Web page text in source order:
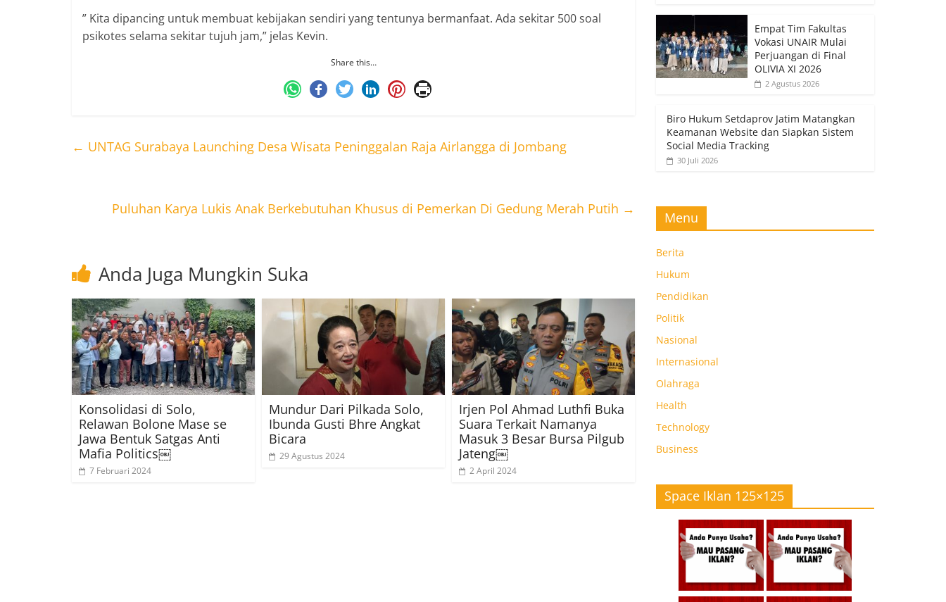
” Kita dipancing untuk membuat kebijakan sendiri yang tentunya bermanfaat. Ada sekitar 500 soal
psikotes selama sekitar tujuh jam,” jelas Kevin.
Share this…
← UNTAG Surabaya Launching Desa Wisata Peninggalan Raja Airlangga di Jombang
Puluhan Karya Lukis Anak Berkebutuhan Khusus di Pemerkan Di Gedung Merah Putih →
Anda Juga Mungkin Suka
Konsolidasi di Solo,
Relawan Bolone Mase se
Jawa Bentuk Satgas Anti
Mafia Politics￼
7 Februari 2024
Mundur Dari Pilkada Solo,
Ibunda Gusti Bhre Angkat
Bicara
29 Agustus 2024
Irjen Pol Ahmad Luthfi Buka
Suara Terkait Namanya
Masuk 3 Besar Bursa Pilgub
Jateng￼
2 April 2024
Empat Tim Fakultas
Vokasi UNAIR Mulai
Perjuangan di Final
OLIVIA XI 2026
2 Agustus 2026
Biro Hukum Setdaprov Jatim Matangkan
Keamanan Website dan Siapkan Sistem
Social Media Tracking
30 Juli 2026
Menu
Berita
Hukum
Pendidikan
Politik
Nasional
Internasional
Olahraga
Health
Technology
Business
Space Iklan 125×125